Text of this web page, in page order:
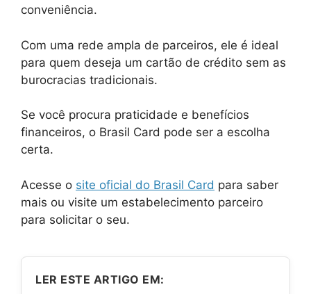
conveniência.
Com uma rede ampla de parceiros, ele é ideal
para quem deseja um cartão de crédito sem as
burocracias tradicionais.
Se você procura praticidade e benefícios
financeiros, o Brasil Card pode ser a escolha
certa.
Acesse o site oficial do Brasil Card para saber
mais ou visite um estabelecimento parceiro
para solicitar o seu.
LER ESTE ARTIGO EM: